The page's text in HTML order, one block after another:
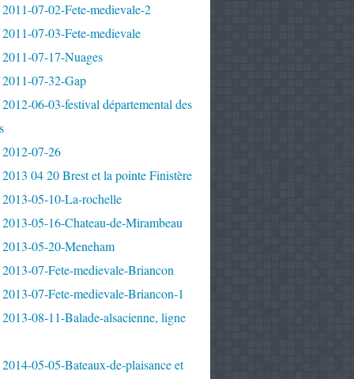
07-02-Fete-medievale-2
07-03-Fete-medievale
07-17-Nuages
07-32-Gap
06-03-festival départemental des
07-26
04 20 Brest et la pointe Finistère
05-10-La-rochelle
05-16-Chateau-de-Mirambeau
05-20-Meneham
07-Fete-medievale-Briancon
07-Fete-medievale-Briancon-1
08-11-Balade-alsacienne, ligne
05-05-Bateaux-de-plaisance et